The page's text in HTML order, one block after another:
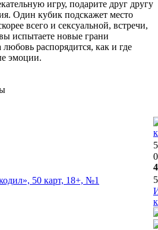
игру, подарите друг другу
Один кубик подскажет место
всего и сексуальной, встречи,
испытаете новые грани
распорядится, как и где
эмоции.
50 карт, 18+, №1